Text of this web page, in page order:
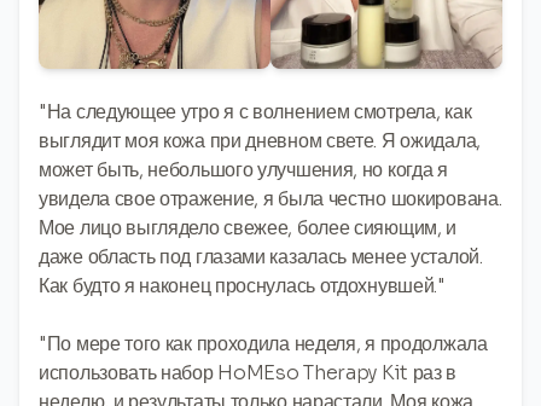
"На следующее утро я с волнением смотрела, как
выглядит моя кожа при дневном свете. Я ожидала,
может быть, небольшого улучшения, но когда я
увидела свое отражение, я была честно шокирована.
Мое лицо выглядело свежее, более сияющим, и
даже область под глазами казалась менее усталой.
Как будто я наконец проснулась отдохнувшей."
"По мере того как проходила неделя, я продолжала
использовать набор HoMEso Therapy Kit раз в